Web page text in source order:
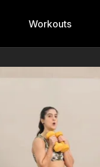
Workouts